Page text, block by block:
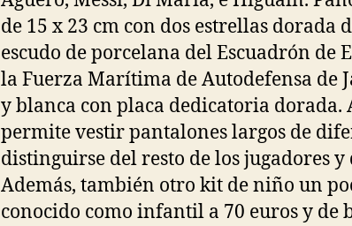
de 15 x 23 cm con dos estrellas dorada
escudo de porcelana del Escuadrón de
la Fuerza Marítima de Autodefensa de
y blanca con placa dedicatoria dorada.
permite vestir pantalones largos de
distinguirse del resto de los jugadores
Además, también otro kit de niño un
conocido como infantil a 70 euros y de